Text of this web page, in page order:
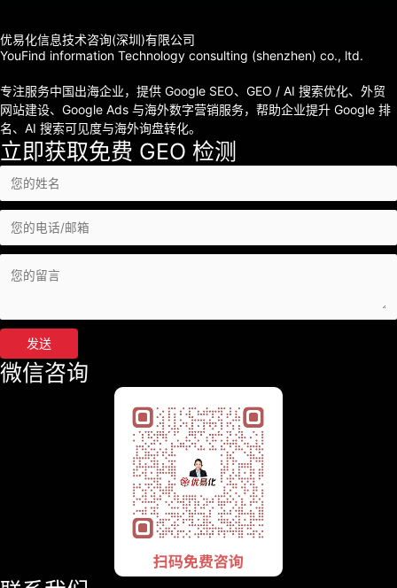
优易化信息技术咨询(深圳)有限公司
YouFind information Technology consulting (shenzhen) co., ltd.
专注服务中国出海企业，提供 Google SEO、GEO / AI 搜索优化、外贸
网站建设、Google Ads 与海外数字营销服务，帮助企业提升 Google 排
名、AI 搜索可见度与海外询盘转化。
立即获取免费 GEO 检测
发送
微信咨询